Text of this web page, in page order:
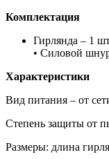
Комплектация
Гирлянда – 1
• Силовой
Характеристики
Вид питания – от
Степень защиты от
Размеры: длина